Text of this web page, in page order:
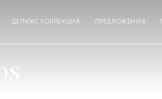
ДЕЛЮКС КОЛЛЕКЦИЯ ПРЕДЛОЖЕНИЯ